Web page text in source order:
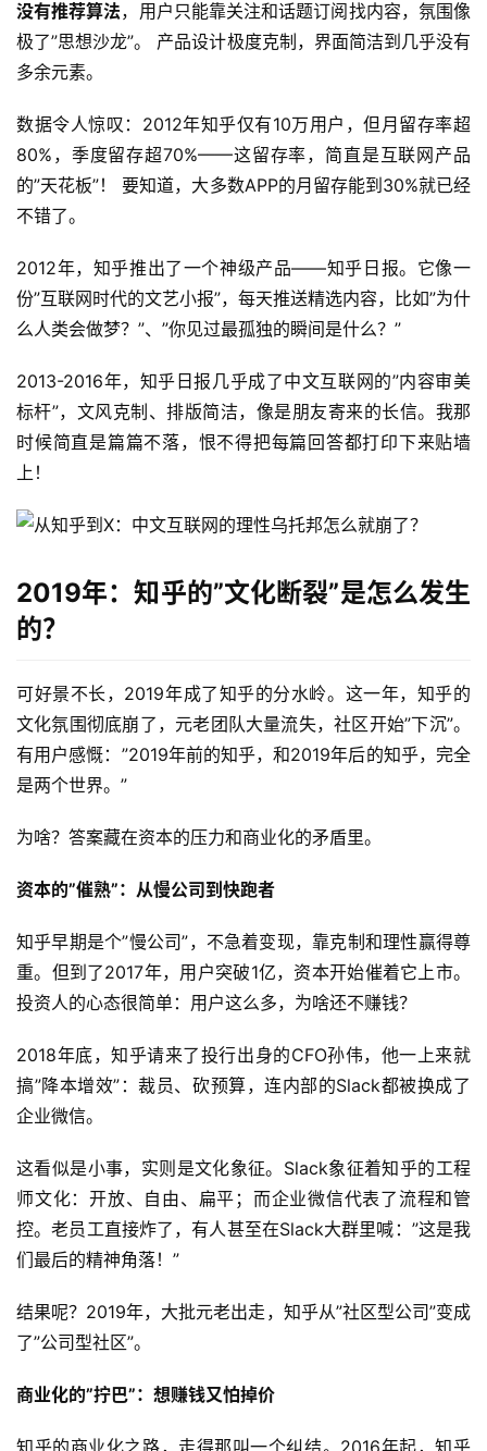
没有推荐算法，用户只能靠关注和话题订阅找内容，氛围像
极了”思想沙龙”。 产品设计极度克制，界面简洁到几乎没有
多余元素。
数据令人惊叹：2012年知乎仅有10万用户，但月留存率超
80%，季度留存超70%——这留存率，简直是互联网产品
的”天花板”！ 要知道，大多数APP的月留存能到30%就已经
不错了。
2012年，知乎推出了一个神级产品——知乎日报。它像一
份”互联网时代的文艺小报”，每天推送精选内容，比如”为什
么人类会做梦？”、”你见过最孤独的瞬间是什么？”
2013-2016年，知乎日报几乎成了中文互联网的”内容审美
标杆”，文风克制、排版简洁，像是朋友寄来的长信。我那
时候简直是篇篇不落，恨不得把每篇回答都打印下来贴墙
上！
2019年：知乎的”文化断裂”是怎么发生
的？
可好景不长，2019年成了知乎的分水岭。这一年，知乎的
文化氛围彻底崩了，元老团队大量流失，社区开始”下沉”。
有用户感慨：”2019年前的知乎，和2019年后的知乎，完全
是两个世界。”
为啥？答案藏在资本的压力和商业化的矛盾里。
资本的”催熟”：从慢公司到快跑者
知乎早期是个”慢公司”，不急着变现，靠克制和理性赢得尊
重。但到了2017年，用户突破1亿，资本开始催着它上市。
投资人的心态很简单：用户这么多，为啥还不赚钱？
2018年底，知乎请来了投行出身的CFO孙伟，他一上来就
搞”降本增效”：裁员、砍预算，连内部的Slack都被换成了
企业微信。
这看似是小事，实则是文化象征。Slack象征着知乎的工程
师文化：开放、自由、扁平；而企业微信代表了流程和管
控。老员工直接炸了，有人甚至在Slack大群里喊：”这是我
们最后的精神角落！”
结果呢？2019年，大批元老出走，知乎从”社区型公司”变成
了”公司型社区”。
商业化的”拧巴”：想赚钱又怕掉价